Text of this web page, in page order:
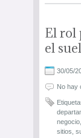
El rol
el
30/05/
No hay
negocio
sitios